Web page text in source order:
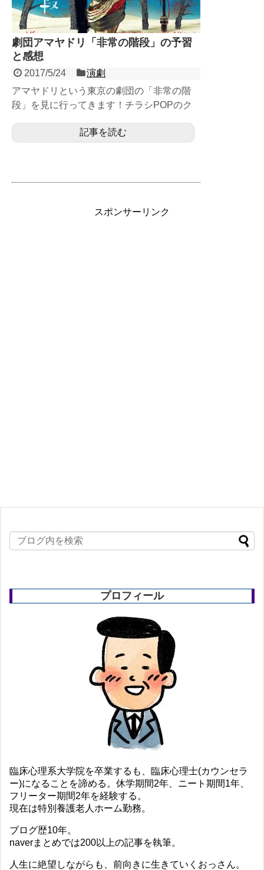
劇団アマヤドリ「非常の階段」の予習
と感想
2017/5/24
演劇
アマヤドリという東京の劇団の「非常の階
段」を見に行ってきます！チラシPOPのク
うだったのでかなり期待...
記事を読む
スポンサーリンク
プロフィール
臨床心理系大学院を卒業するも、臨床心理士(カウンセラ
ー)になることを諦める。休学期間2年、ニート期間1年、
フリーター期間2年を経験する。
現在は特別養護老人ホーム勤務。
ブログ歴10年。
naverまとめでは200以上の記事を執筆。
人生に絶望しながらも、前向きに生きていくおっさん。